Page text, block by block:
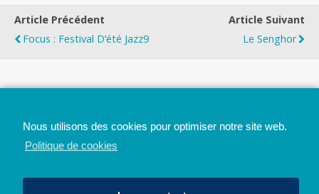
Article Précédent
Focus : Festival D’été Jazz9
Article Suivant
Le Senghor
Nous utilisons des cookies pour optimiser notre site web.
Politique de cookies